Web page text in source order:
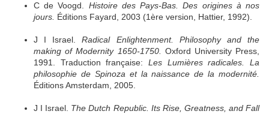
C de Voogd. Histoire des Pays-Bas. Des origines à nos
jours. Éditions Fayard, 2003 (1ère version, Hattier, 1992).
J I Israel.Radical Enlightenment. Philosophy and the
making of Modernity 1650-1750.
Oxford University Press,
1991. Traduction française: Les Lumières radicales. La
philosophie de Spinoza et la naissance de la modernité.
Éditions Amsterdam, 2005.
J I Israel. The Dutch Republic. Its Rise, Greatness, and Fall